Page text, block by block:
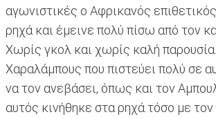
αγωνιστικές ο Αφρικανός
ρηχά και έμεινε πολύ πίσω από τον
Χωρίς γκολ και χωρίς καλή
Χαραλάμπους που πιστεύει πολύ σε
να τον ανεβάσει, όπως και τον
αυτός κινήθηκε στα ρηχά τόσο με